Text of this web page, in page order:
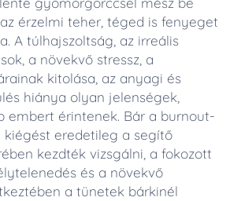
érzelmi teher, téged is fenyeget
A túlhajszoltság, az irreális
a növekvő stressz, a
kitolása, az anyagi és
hiánya olyan jelenségek,
embert érintenek. Bár a burnout-
kiégést eredetileg a segítő
kezdték vizsgálni, a fokozott
és a növekvő
a tünetek bárkinél